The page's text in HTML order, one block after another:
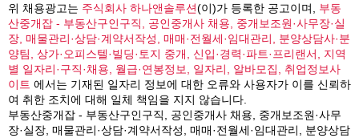
위 채용광고는 주식회사 하나앤솔루션(이)가 등록한 공고이며, 부동
산중개잡 - 부동산구인구직, 공인중개사 채용, 중개보조원·사무장·실
장, 매물관리·상담·계약서작성, 매매·전월세·임대관리, 분양상담사·분
양팀, 상가·오피스텔·빌딩·토지 중개, 신입·경력·파트·프리랜서, 지역
별 일자리·구직·채용, 월급·연봉정보, 일자리, 알바모집, 취업정보사
이트 에서는 기재된 일자리 정보에 대한 오류와 사용자가 이를 신뢰하
여 취한 조치에 대해 일체 책임을 지지 않습니다.
부동산중개잡 - 부동산구인구직, 공인중개사 채용, 중개보조원·사무
장·실장, 매물관리·상담·계약서작성, 매매·전월세·임대관리, 분양상담